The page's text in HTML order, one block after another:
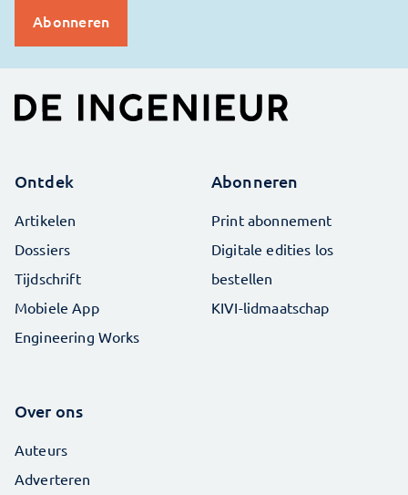
Ontdek
Artikelen
Dossiers
Tijdschrift
Mobiele App
Engineering Works
Abonneren
Print abonnement
Digitale edities los
bestellen
KIVI-lidmaatschap
Over ons
Auteurs
Adverteren